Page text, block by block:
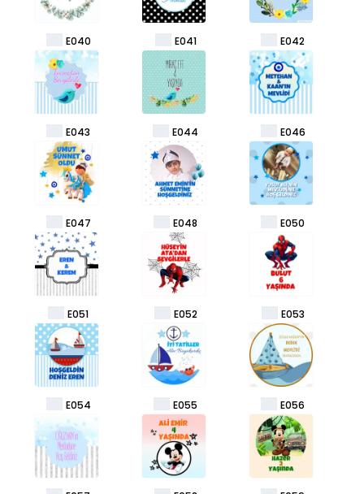
E040 E041 E042
E043 E044 E046
E047 E048 E050
E051 E052 E053
E054 E055 E056